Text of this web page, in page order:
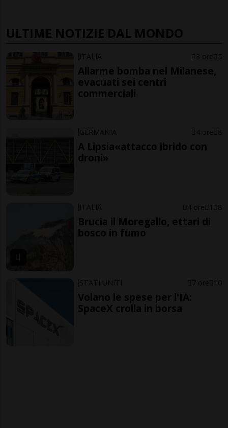
ULTIME NOTIZIE DAL MONDO
ITALIA 3 ore 5
Allarme bomba nel Milanese,
evacuati sei centri
commerciali
GERMANIA 4 ore 8
A Lipsia«attacco ibrido con
droni»
ITALIA 4 ore 1 8
Brucia il Moregallo, ettari di
bosco in fumo
STATI UNITI 7 ore 10
Volano le spese per l'IA:
SpaceX crolla in borsa